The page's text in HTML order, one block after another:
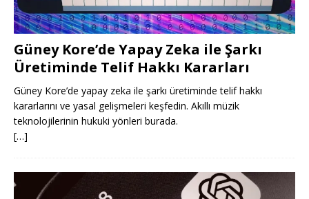
Güney Kore’de Yapay Zeka ile Şarkı
Üretiminde Telif Hakkı Kararları
Güney Kore’de yapay zeka ile şarkı üretiminde telif hakkı
kararlarını ve yasal gelişmeleri keşfedin. Akıllı müzik
teknolojilerinin hukuki yönleri burada.
[…]